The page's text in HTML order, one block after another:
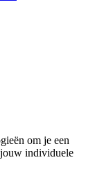
om je een
jouw individuele